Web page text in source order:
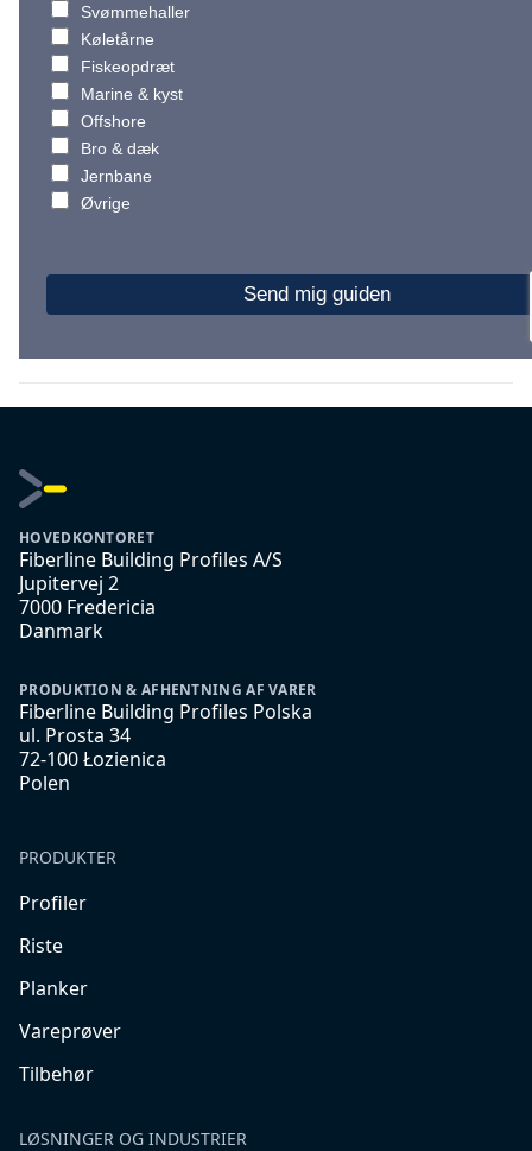
HOVEDKONTORET
Fiberline Building Profiles A/S
Jupitervej 2
7000 Fredericia
Danmark
PRODUKTION & AFHENTNING AF VARER
Fiberline Building Profiles Polska
ul. Prosta 34
72-100 Łozienica
Polen
PRODUKTER
Profiler
Riste
Planker
Vareprøver
Tilbehør
LØSNINGER OG INDUSTRIER